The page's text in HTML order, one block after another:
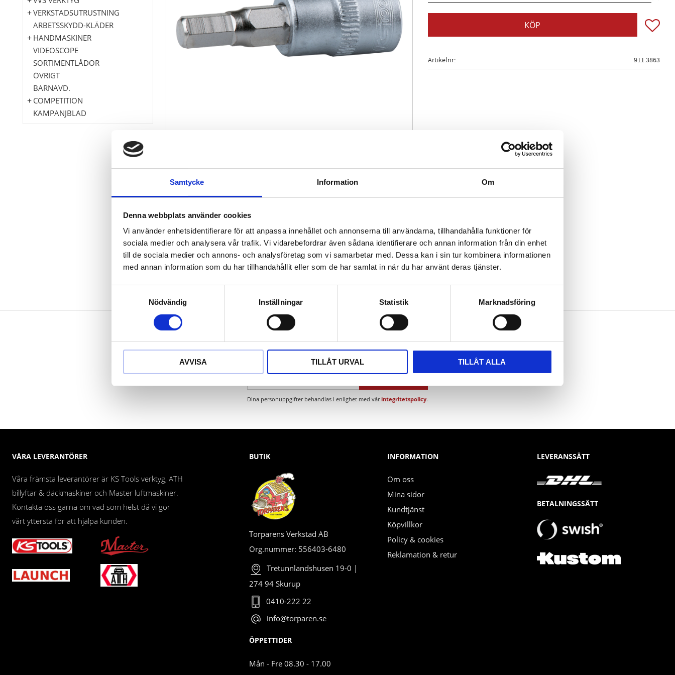
Samtycke Information Om
Denna webbplats använder cookies
Vi använder enhetsidentifierare för att anpassa innehållet och annonserna till användarna, tillhandahålla funktioner för
sociala medier och analysera vår trafik. Vi vidarebefordrar även sådana identifierare och annan information från din enhet
till de sociala medier och annons- och analysföretag som vi samarbetar med. Dessa kan i sin tur kombinera informationen
med annan information som du har tillhandahållit eller som de har samlat in när du har använt deras tjänster.
Nödvändig
Inställningar Statistik Marknadsföring
AVVISA TILLÅT URVAL TILLÅT ALLA
KÖP Lägg
Artikelnr 911.3863
Innersexkant
Enligt DIN 7422
för manuell hantering
Matt satinerat
Krom vanadium
VERKSTADSUTRUSTNING
ARBETSSKYDD-KLÄDER
HANDMASKINER
VIDEOSCOPE
SORTIMENTLÅDOR
ÖVRIGT
BARNAVD.
COMPETITION
KAMPANJBLAD
Nyhetsbrev
PRENUMERERA
Dina personuppgifter behandlas i enlighet med vårintegritetspolicy.
VÅRA LEVERANTÖRER
Våra främsta leverantörer är KS Tools verktyg, ATH
billyftar & däckmaskiner och Master luftmaskiner.
Kontakta oss gärna om vad som helst då vi gör
vårt yttersta för att hjälpa kunden.
BUTIK
Torparens Verkstad AB
Org.nummer: 556403-6480
Tretunnlandshusen 19-0 |
274 94 Skurup
0410-222 22
info@torparen.se
ÖPPETTIDER
Mån - Fre 08.30 - 17.00
INFORMATION
Om oss
Mina sidor
Kundtjänst
Köpvillkor
Policy & cookies
Reklamation & retur
LEVERANSSÄTT
BETALNINGSSÄTT